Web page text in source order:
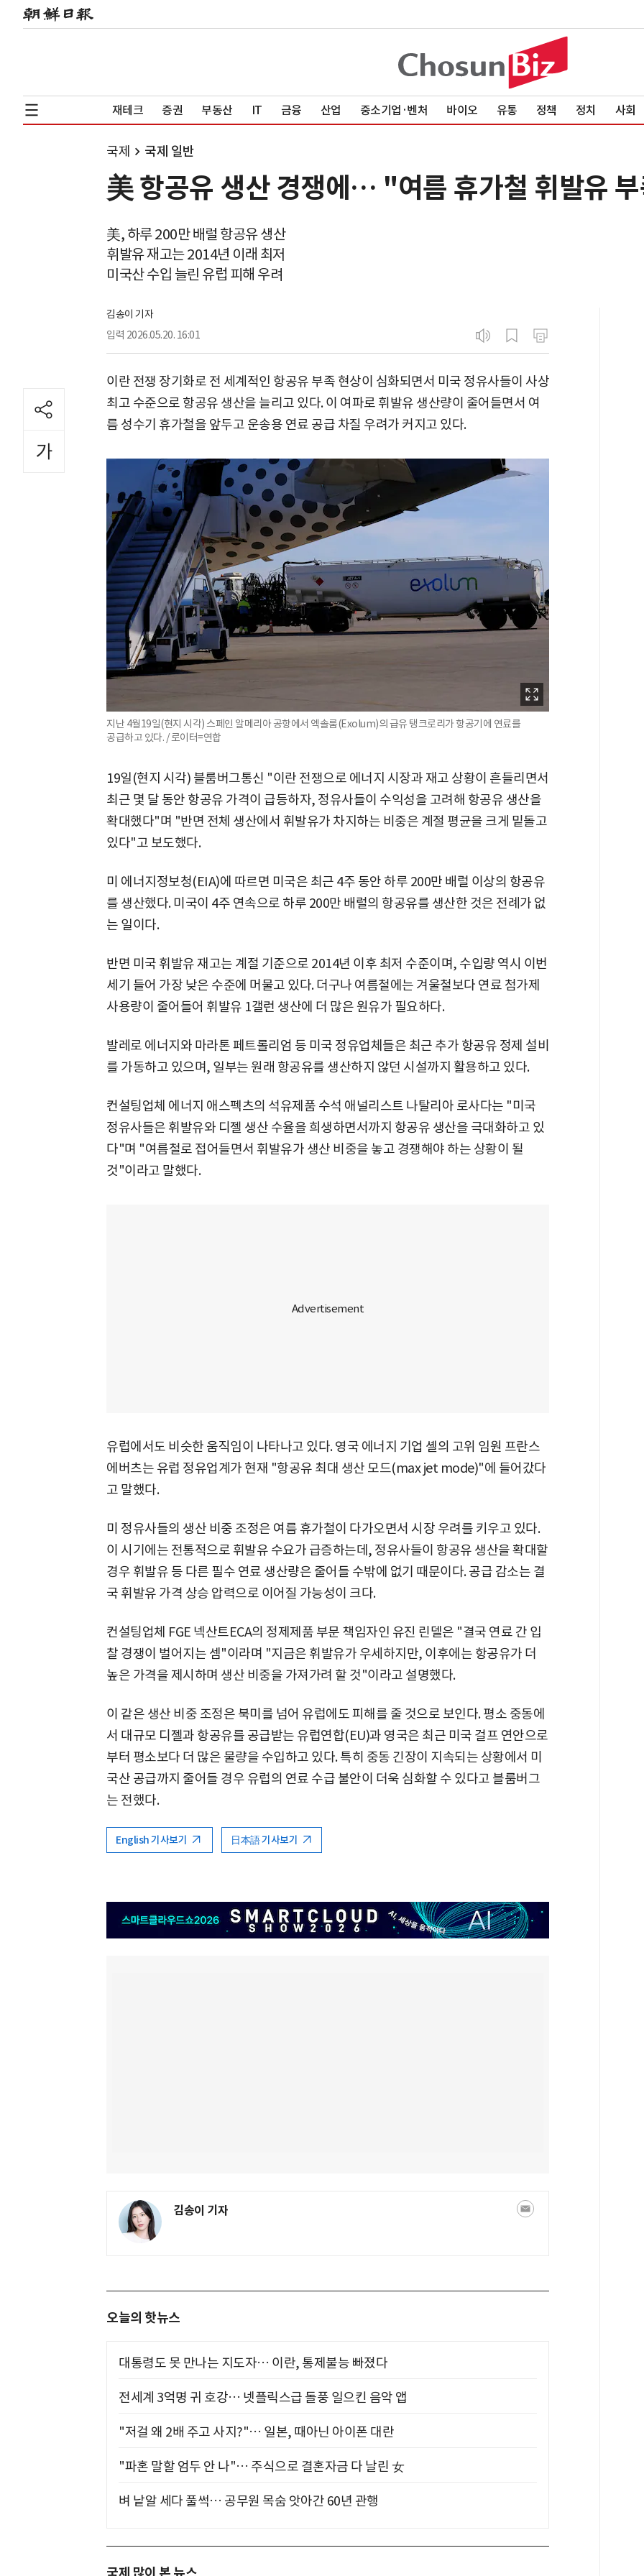
재테크 증권 부동산 IT 금융 산업 중소기업·벤처 바이오 유통 정책 정치 사회
국제 국제 일반
美 항공유 생산 경쟁에… "여름 휴가철 휘발유
美, 하루 200만 배럴 항공유 생산
휘발유 재고는 2014년 이래 최저
미국산 수입 늘린 유럽 피해 우려
김송이 기자
입력 2026.05.20. 16:01
이란 전쟁 장기화로 전 세계적인 항공유 부족 현상이 심화되면서 미국 정유사들이 사상
최고 수준으로 항공유 생산을 늘리고 있다. 이 여파로 휘발유 생산량이 줄어들면서 여
름 성수기 휴가철을 앞두고 운송용 연료 공급 차질 우려가 커지고 있다.
지난 4월19일(현지 시각) 스페인 알메리아 공항에서 엑솔룸(Exolum)의 급유 탱크로리가 항공기에 연료를
공급하고 있다. / 로이터=연합
19일(현지 시각) 블룸버그통신 "이란 전쟁으로 에너지 시장과 재고 상황이 흔들리면서
최근 몇 달 동안 항공유 가격이 급등하자, 정유사들이 수익성을 고려해 항공유 생산을
확대했다"며 "반면 전체 생산에서 휘발유가 차지하는 비중은 계절 평균을 크게 밑돌고
있다"고 보도했다.
미 에너지정보청(EIA)에 따르면 미국은 최근 4주 동안 하루 200만 배럴 이상의 항공유
를 생산했다. 미국이 4주 연속으로 하루 200만 배럴의 항공유를 생산한 것은 전례가 없
는 일이다.
반면 미국 휘발유 재고는 계절 기준으로 2014년 이후 최저 수준이며, 수입량 역시 이번
세기 들어 가장 낮은 수준에 머물고 있다. 더구나 여름철에는 겨울철보다 연료 첨가제
사용량이 줄어들어 휘발유 1갤런 생산에 더 많은 원유가 필요하다.
발레로 에너지와 마라톤 페트롤리엄 등 미국 정유업체들은 최근 추가 항공유 정제 설비
를 가동하고 있으며, 일부는 원래 항공유를 생산하지 않던 시설까지 활용하고 있다.
컨설팅업체 에너지 애스펙츠의 석유제품 수석 애널리스트 나탈리아 로사다는 "미국
정유사들은 휘발유와 디젤 생산 수율을 희생하면서까지 항공유 생산을 극대화하고 있
다"며 "여름철로 접어들면서 휘발유가 생산 비중을 놓고 경쟁해야 하는 상황이 될
것"이라고 말했다.
유럽에서도 비슷한 움직임이 나타나고 있다. 영국 에너지 기업 셸의 고위 임원 프란스
에버츠는 유럽 정유업계가 현재 "항공유 최대 생산 모드(max jet mode)"에 들어갔다
고 말했다.
미 정유사들의 생산 비중 조정은 여름 휴가철이 다가오면서 시장 우려를 키우고 있다.
이 시기에는 전통적으로 휘발유 수요가 급증하는데, 정유사들이 항공유 생산을 확대할
경우 휘발유 등 다른 필수 연료 생산량은 줄어들 수밖에 없기 때문이다. 공급 감소는 결
국 휘발유 가격 상승 압력으로 이어질 가능성이 크다.
컨설팅업체 FGE 넥산트ECA의 정제제품 부문 책임자인 유진 린델은 "결국 연료 간 입
찰 경쟁이 벌어지는 셈"이라며 "지금은 휘발유가 우세하지만, 이후에는 항공유가 더
높은 가격을 제시하며 생산 비중을 가져가려 할 것"이라고 설명했다.
이 같은 생산 비중 조정은 북미를 넘어 유럽에도 피해를 줄 것으로 보인다. 평소 중동에
서 대규모 디젤과 항공유를 공급받는 유럽연합(EU)과 영국은 최근 미국 걸프 연안으로
부터 평소보다 더 많은 물량을 수입하고 있다. 특히 중동 긴장이 지속되는 상황에서 미
국산 공급까지 줄어들 경우 유럽의 연료 수급 불안이 더욱 심화할 수 있다고 블룸버그
는 전했다.
English 기사보기 日本語 기사보기
김송이 기자
오늘의 핫뉴스
대통령도 못 만나는 지도자… 이란, 통제불능 빠졌다
전세계 3억명 귀 호강… 넷플릭스급 돌풍 일으킨 음악 앱
"저걸 왜 2배 주고 사지?"… 일본, 때아닌 아이폰 대란
"파혼 말할 엄두 안 나"… 주식으로 결혼자금 다 날린 女
벼 낱알 세다 풀썩… 공무원 목숨 앗아간 60년 관행